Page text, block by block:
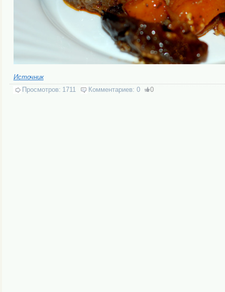
Источник
Просмотров: 1711 Комментариев: 0 0